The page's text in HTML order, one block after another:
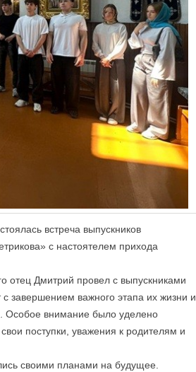
встреча выпускников
с настоятелем прихода
отец Дмитрий провел с выпускниками
завершением важного этапа их жизни и
Особое внимание было уделено
поступки, уважения к родителям и
своими планами на будущее.